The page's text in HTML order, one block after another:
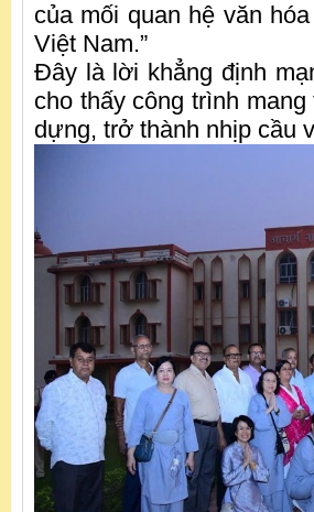
của mối quan hệ văn
Việt Nam.”
Đây là lời khẳng định
cho thấy công trình
dựng, trở thành nhịp cầu